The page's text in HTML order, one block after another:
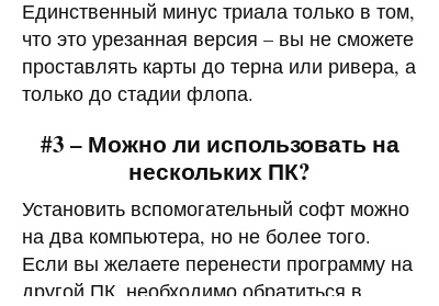
Единственный минус триала только в том,
что это урезанная версия – вы не сможете
проставлять карты до терна или ривера, а
только до стадии флопа.
#3 – Можно ли использовать на
нескольких ПК?
Установить вспомогательный софт можно
на два компьютера, но не более того.
Если вы желаете перенести программу на
другой ПК, необходимо обратиться в